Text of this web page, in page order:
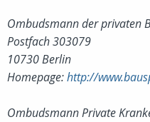
Ombudsmann der privaten
Postfach 303079
10730 Berlin
Homepage:http://
Ombudsmann Private